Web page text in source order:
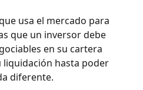
usa el mercado para
que un inversor debe
en su cartera
liquidación hasta poder
diferente.